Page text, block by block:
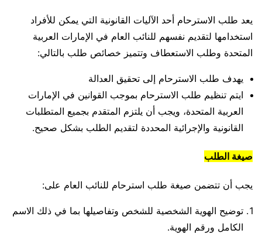
يعد طلب الاسترحام أحد الآليات القانونية التي يمكن للأفراد
استخدامها لتقديم نفسهم للنائب العام في الإمارات العربية
المتحدة وطلب الاستعطاف وتتميز خصائص طلب بالتالي:
يهدف طلب الاسترحام إلى تحقيق العدالة
ايتم تنظيم طلب الاسترحام بموجب القوانين في الإمارات
العربية المتحدة، ويجب أن يلتزم المتقدم بجميع المتطلبات
القانونية والإجرائية المحددة لتقديم الطلب بشكل صحيح.
صيغة الطلب
يجب أن تتضمن صيغة طلب استرحام للنائب العام على:
توضيح الهوية الشخصية للشخص وتفاصيلها بما في ذلك الاسم
الكامل ورقم الهوية.